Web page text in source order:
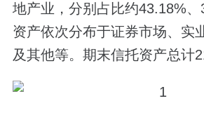
地产业，分别占比约43.18%
资产依次分布于证券市场、实
及其他等。期末信托资产总计